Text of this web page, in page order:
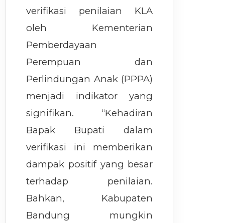
verifikasi penilaian KLA
oleh Kementerian
Pemberdayaan
Perempuan dan
Perlindungan Anak (PPPA)
menjadi indikator yang
signifikan. “Kehadiran
Bapak Bupati dalam
verifikasi ini memberikan
dampak positif yang besar
terhadap penilaian.
Bahkan, Kabupaten
Bandung mungkin